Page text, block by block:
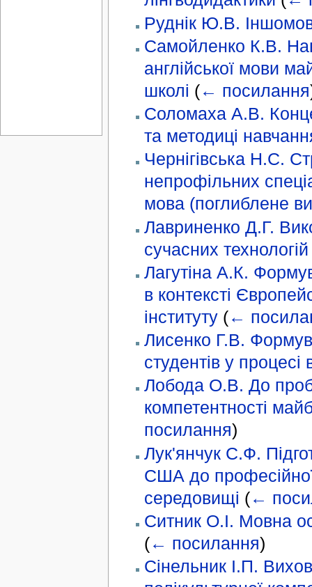
Руднік Ю.В.
Самойленко К.В.
англійської мови
школі (← посилання
Соломаха А.В.
та методиці
Чернігівська Н.С.
непрофільних
мова (поглиблене
Лавриненко Д.Г.
сучасних
Лагутіна А.К.
в контексті
інституту (←
Лисенко Г.В.
студентів у
Лобода О.В. До
компетентності
посилання)
Лук'янчук С.Ф.
США до професійної
середовищі (←
Ситник О.І. Мовна
(← посилання)
Сінельник І.П.